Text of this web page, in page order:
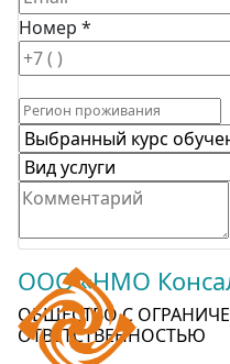
Номер *
ООО «НМО
ОБЩЕСТВО С
ОТВЕТСТВЕННОСТЬЮ